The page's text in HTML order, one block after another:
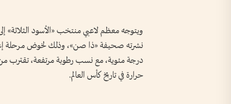
ويتوجه معظم لاعبي منتخب «الأسود الثلاثة»
حرارة في تاريخ كأس العالم.